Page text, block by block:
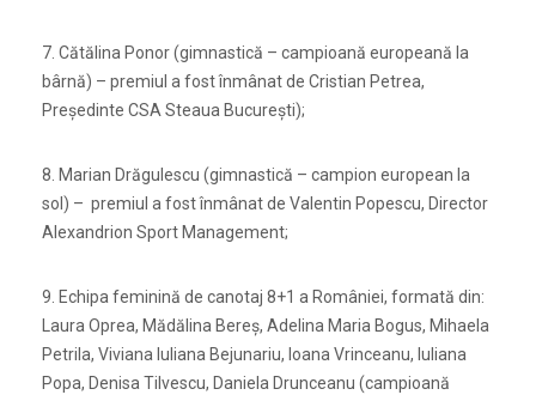
7. Cătălina Ponor (gimnastică – campioană europeană la
bârnă) – premiul a fost înmânat de Cristian Petrea,
Președinte CSA Steaua București);
8. Marian Drăgulescu (gimnastică – campion european la
sol) – premiul a fost înmânat de Valentin Popescu, Director
Alexandrion Sport Management;
9. Echipa feminină de canotaj 8+1 a României, formată din:
Laura Oprea, Mădălina Bereș, Adelina Maria Bogus, Mihaela
Petrila, Viviana Iuliana Bejunariu, Ioana Vrinceanu, Iuliana
Popa, Denisa Tilvescu, Daniela Drunceanu (campioană